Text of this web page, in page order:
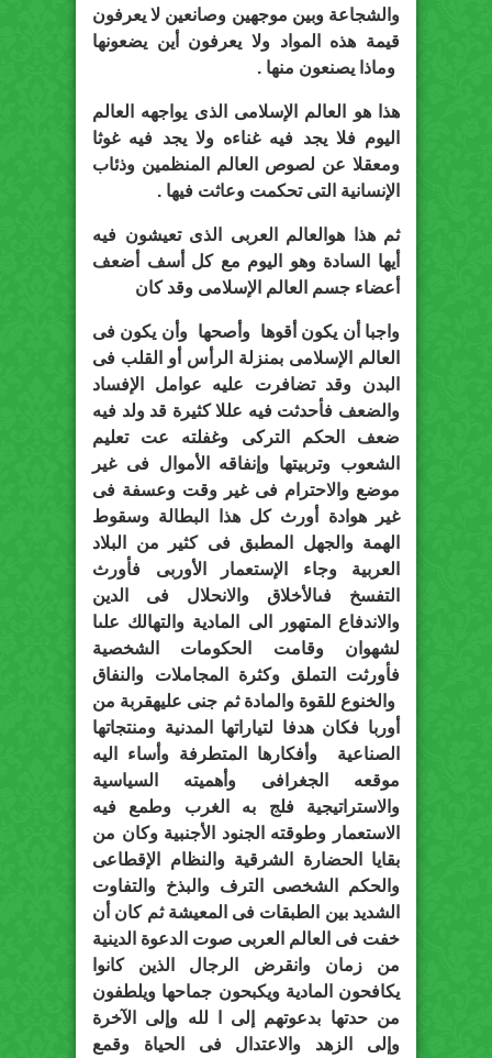
والشجاعة وبين موجهين وصانعين لا يعرفون
قيمة هذه المواد ولا يعرفون أين يضعونها
وماذا يصنعون منها .
هذا هو العالم الإسلامى الذى يواجهه العالم
اليوم فلا يجد فيه غناءه ولا يجد فيه غوثا
ومعقلا عن لصوص العالم المنظمين وذئاب
الإنسانية التى تحكمت وعاثت فيها .
ثم هذا هوالعالم العربى الذى تعيشون فيه
أيها السادة وهو اليوم مع كل أسف أضعف
أعضاء جسم العالم الإسلامى وقد كان
واجبا أن يكون أقوها وأصحها وأن يكون فى
العالم الإسلامى بمنزلة الرأس أو القلب فى
البدن وقد تضافرت عليه عوامل الإفساد
والضعف فأحدثت فيه عللا كثيرة قد ولد فيه
ضعف الحكم التركى وغفلته عت تعليم
الشعوب وتربيتها وإنفاقه الأموال فى غير
موضع والاحترام فى غير وقت وعسفة فى
غير هوادة أورث كل هذا البطالة وسقوط
الهمة والجهل المطبق فى كثير من البلاد
العربية وجاء الإستعمار الأوربى فأورث
التفسخ فىالأخلاق والانحلال فى الدين
والاندفاع المتهور الى المادية والتهالك علىا
لشهوان وقامت الحكومات الشخصية
فأورثت التملق وكثرة المجاملات والنفاق
والخنوع للقوة والمادة ثم جنى عليهقربة من
أوربا فكان هدفا لتياراتها المدنية ومنتجاتها
الصناعية وأفكارها المتطرفة وأساء اليه
موقعه الجغرافى وأهميته السياسية
والاستراتيجية فلج به الغرب وطمع فيه
الاستعمار وطوقته الجنود الأجنبية وكان من
بقايا الحضارة الشرقية والنظام الإقطاعى
والحكم الشخصى الترف والبذخ والتفاوت
الشديد بين الطبقات فى المعيشة ثم كان أن
خفت فى العالم العربى صوت الدعوة الدينية
من زمان وانقرض الرجال الذين كانوا
يكافحون المادية ويكبحون جماحها ويلطفون
من حدتها بدعوتهم إلى ا لله وإلى الآخرة
وإلى الزهد والاعتدال فى الحياة وقمع